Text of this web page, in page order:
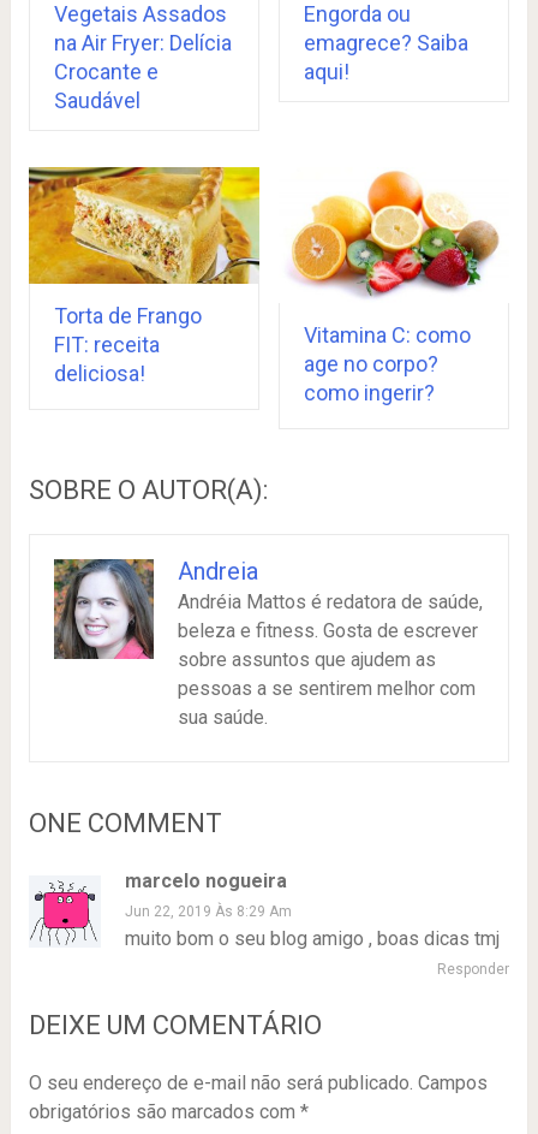
Vegetais Assados
na Air Fryer: Delícia
Crocante e
Saudável
Engorda ou
emagrece? Saiba
aqui!
Torta de Frango
FIT: receita
deliciosa!
Vitamina C: como
age no corpo?
como ingerir?
SOBRE O AUTOR(A):
Andreia
Andréia Mattos é redatora de saúde,
beleza e fitness. Gosta de escrever
sobre assuntos que ajudem as
pessoas a se sentirem melhor com
sua saúde.
ONE COMMENT
marcelo nogueira
Jun 22, 2019 Às 8:29 Am
muito bom o seu blog amigo , boas dicas tmj
Responder
DEIXE UM COMENTÁRIO
O seu endereço de e-mail não será publicado. Campos
obrigatórios são marcados com *